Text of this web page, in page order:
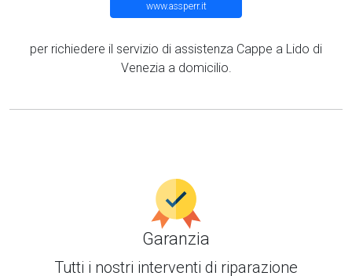
www.assperr.it
per richiedere il servizio di assistenza Cappe a Lido di
Venezia a domicilio.
Garanzia
Tutti i nostri interventi di riparazione